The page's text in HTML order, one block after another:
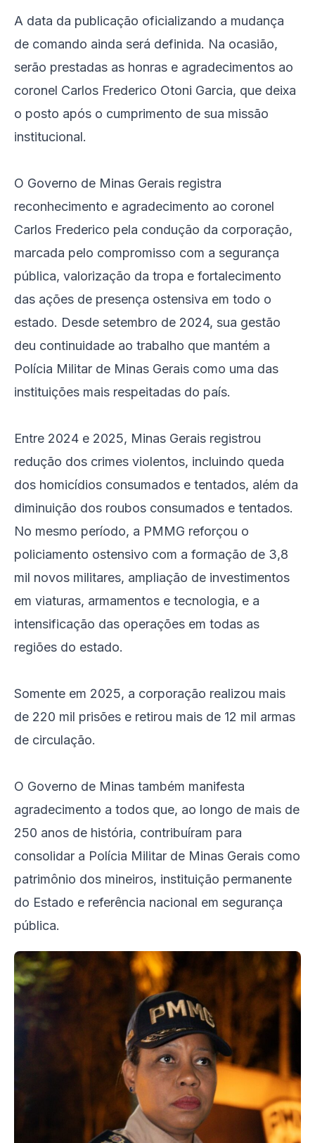
A data da publicação oficializando a mudança
de comando ainda será definida. Na ocasião,
serão prestadas as honras e agradecimentos ao
coronel Carlos Frederico Otoni Garcia, que deixa
o posto após o cumprimento de sua missão
institucional.
O Governo de Minas Gerais registra
reconhecimento e agradecimento ao coronel
Carlos Frederico pela condução da corporação,
marcada pelo compromisso com a segurança
pública, valorização da tropa e fortalecimento
das ações de presença ostensiva em todo o
estado. Desde setembro de 2024, sua gestão
deu continuidade ao trabalho que mantém a
Polícia Militar de Minas Gerais como uma das
instituições mais respeitadas do país.
Entre 2024 e 2025, Minas Gerais registrou
redução dos crimes violentos, incluindo queda
dos homicídios consumados e tentados, além da
diminuição dos roubos consumados e tentados.
No mesmo período, a PMMG reforçou o
policiamento ostensivo com a formação de 3,8
mil novos militares, ampliação de investimentos
em viaturas, armamentos e tecnologia, e a
intensificação das operações em todas as
regiões do estado.
Somente em 2025, a corporação realizou mais
de 220 mil prisões e retirou mais de 12 mil armas
de circulação.
O Governo de Minas também manifesta
agradecimento a todos que, ao longo de mais de
250 anos de história, contribuíram para
consolidar a Polícia Militar de Minas Gerais como
patrimônio dos mineiros, instituição permanente
do Estado e referência nacional em segurança
pública.